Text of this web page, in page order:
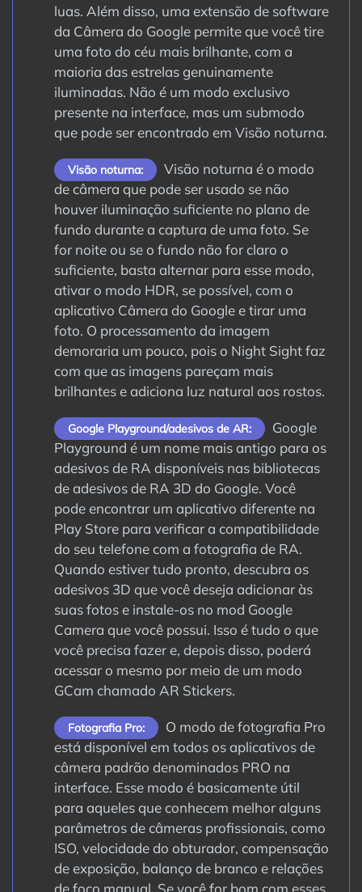
luas. Além disso, uma extensão de software
da Câmera do Google permite que você tire
uma foto do céu mais brilhante, com a
maioria das estrelas genuinamente
iluminadas. Não é um modo exclusivo
presente na interface, mas um submodo
que pode ser encontrado em Visão noturna.
Visão noturna:
Visão noturna é o modo
de câmera que pode ser usado se não
houver iluminação suficiente no plano de
fundo durante a captura de uma foto. Se
for noite ou se o fundo não for claro o
suficiente, basta alternar para esse modo,
ativar o modo HDR, se possível, com o
aplicativo Câmera do Google e tirar uma
foto. O processamento da imagem
demoraria um pouco, pois o Night Sight faz
com que as imagens pareçam mais
brilhantes e adiciona luz natural aos rostos.
Google Playground/adesivos de AR:
Google
Playground é um nome mais antigo para os
adesivos de RA disponíveis nas bibliotecas
de adesivos de RA 3D do Google. Você
pode encontrar um aplicativo diferente na
Play Store para verificar a compatibilidade
do seu telefone com a fotografia de RA.
Quando estiver tudo pronto, descubra os
adesivos 3D que você deseja adicionar às
suas fotos e instale-os no mod Google
Camera que você possui. Isso é tudo o que
você precisa fazer e, depois disso, poderá
acessar o mesmo por meio de um modo
GCam chamado AR Stickers.
Fotografia Pro:
O modo de fotografia Pro
está disponível em todos os aplicativos de
câmera padrão denominados PRO na
interface. Esse modo é basicamente útil
para aqueles que conhecem melhor alguns
parâmetros de câmeras profissionais, como
ISO, velocidade do obturador, compensação
de exposição, balanço de branco e relações
de foco manual. Se você for bom com esses